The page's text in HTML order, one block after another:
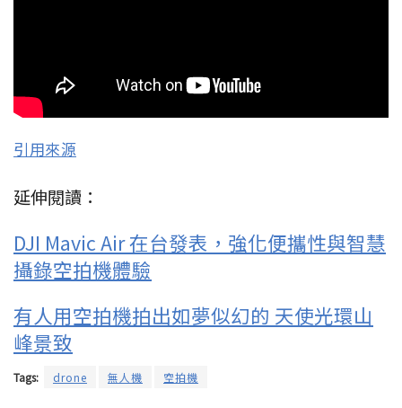
引用來源
延伸閱讀：
DJI Mavic Air 在台發表，強化便攜性與智慧
攝錄空拍機體驗
有人用空拍機拍出如夢似幻的 天使光環山
峰景致
Tags: drone 無人機 空拍機